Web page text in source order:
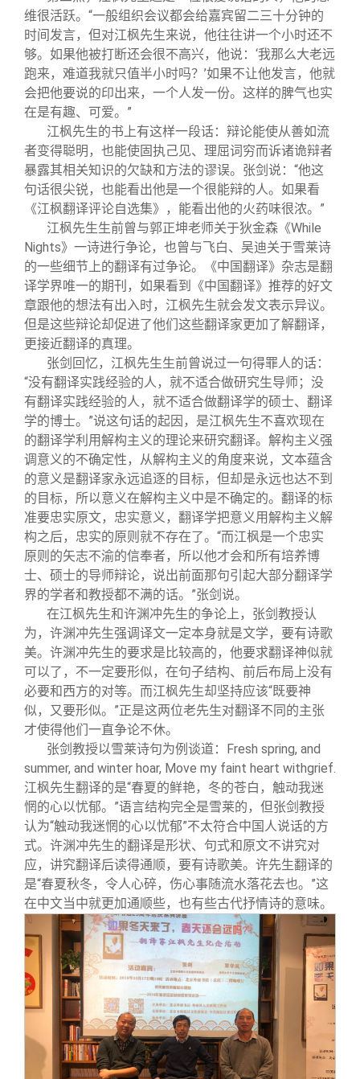
维很活跃。“一般组织会议都会给嘉宾留二三十分钟的
时间发言，但对江枫先生来说，他往往讲一个小时还不
够。如果他被打断还会很不高兴，他说：‘我那么大老远
跑来，难道我就只值半小时吗？’如果不让他发言，他就
会把他要说的印出来，一个人发一份。这样的脾气也实
在是有趣、可爱。”
江枫先生的书上有这样一段话：辩论能使从善如流
者变得聪明，也能使固执己见、理屈词穷而诉诸诡辩者
暴露其相关知识的欠缺和方法的谬误。张剑说：“他这
句话很尖锐，也能看出他是一个很能辩的人。如果看
《江枫翻译评论自选集》，能看出他的火药味很浓。”
江枫先生生前曾与郭正坤老师关于狄金森《While
Nights》一诗进行争论，也曾与飞白、吴迪关于雪莱诗
的一些细节上的翻译有过争论。《中国翻译》杂志是翻
译学界唯一的期刊，如果看到《中国翻译》推荐的好文
章跟他的想法有出入时，江枫先生就会发文表示异议。
但是这些辩论却促进了他们这些翻译家更加了解翻译，
更接近翻译的真理。
张剑回忆，江枫先生生前曾说过一句得罪人的话：
“没有翻译实践经验的人，就不适合做研究生导师；没
有翻译实践经验的人，就不适合做翻译学的硕士、翻译
学的博士。”说这句话的起因，是江枫先生不喜欢现在
的翻译学利用解构主义的理论来研究翻译。解构主义强
调意义的不确定性，从解构主义的角度来说，文本蕴含
的意义是翻译家永远追逐的目标，但却是永远也达不到
的目标，所以意义在解构主义中是不确定的。翻译的标
准要忠实原文，忠实意义，翻译学把意义用解构主义解
构之后，忠实的原则就不存在了。“而江枫是一个忠实
原则的矢志不渝的信奉者，所以他才会和所有培养博
士、硕士的导师辩论，说出前面那句引起大部分翻译学
界的学者和教授都不满的话。”张剑说。
在江枫先生和许渊冲先生的争论上，张剑教授认
为，许渊冲先生强调译文一定本身就是文学，要有诗歌
美。许渊冲先生的要求是比较高的，他要求翻译神似就
可以了，不一定要形似，在句子结构、前后布局上没有
必要和西方的对等。而江枫先生却坚持应该“既要神
似，又要形似。”正是这两位老先生对翻译不同的主张
才使得他们一直争论不休。
张剑教授以雪莱诗句为例谈道：Fresh spring, and
summer, and winter hoar, Move my faint heart withgrief.
江枫先生翻译的是“春夏的鲜艳，冬的苍白，触动我迷
惘的心以忧郁。”语言结构完全是雪莱的，但张剑教授
认为“触动我迷惘的心以忧郁”不太符合中国人说话的方
式。许渊冲先生的翻译是形状、句式和原文不讲究对
应，讲究翻译后读得通顺，要有诗歌美。许先生翻译的
是“春夏秋冬，令人心碎，伤心事随流水落花去也。”这
在中文当中就更加通顺些，也有些古代抒情诗的意味。